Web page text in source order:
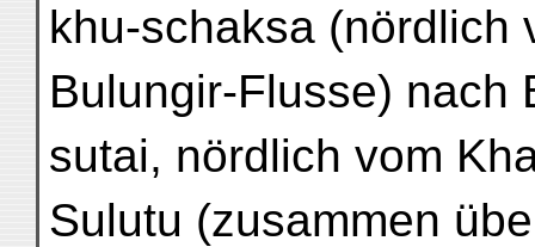
khu-schaksa (nördlich
Bulungir-Flusse) nach
sutai, nördlich vom
Sulutu (zusammen